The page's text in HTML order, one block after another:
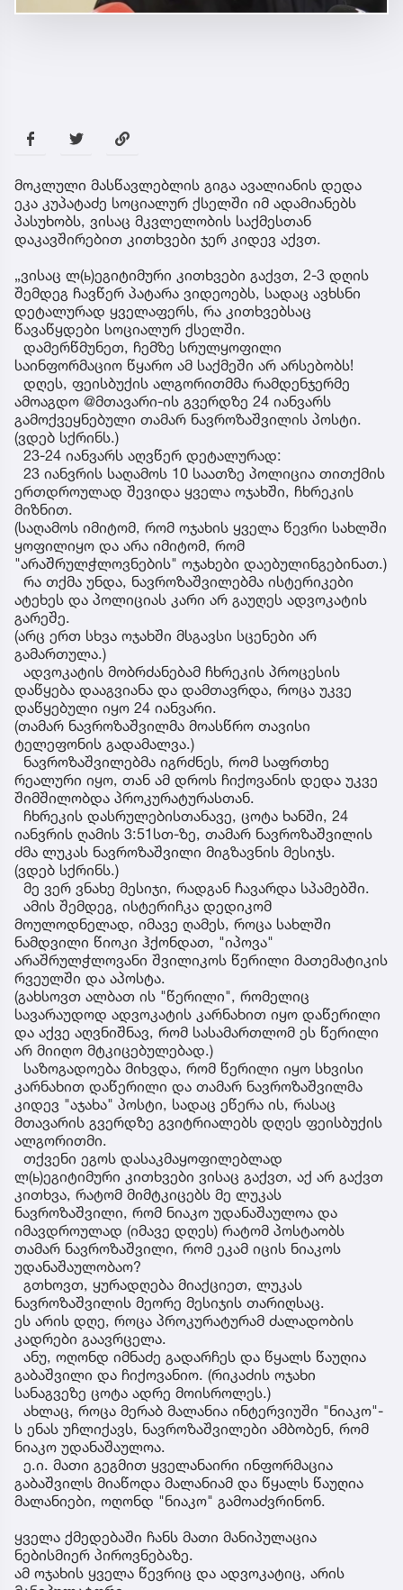
მოკლული მასწავლებლის გიგა ავალიანის დედა
ეკა კუპატაძე სოციალურ ქსელში იმ ადამიანებს
პასუხობს, ვისაც მკვლელობის საქმესთან
დაკავშირებით კითხვები ჯერ კიდევ აქვთ.
„ვისაც ლ(ь)ეგიტიმური კითხვები გაქვთ, 2-3 დღის
შემდეგ ჩავწერ პატარა ვიდეოებს, სადაც ავხსნი
დეტალურად ყველაფერს, რა კითხვებსაც
წავაწყდები სოციალურ ქსელში.
დამერწმუნეთ, ჩემზე სრულყოფილი
საინფორმაციო წყარო ამ საქმეში არ არსებობს!
დღეს, ფეისბუქის ალგორითმმა რამდენჯერმე
ამოაგდო @მთავარი-ის გვერდზე 24 იანვარს
გამოქვეყნებული თამარ ნავროზაშვილის პოსტი.
(ვდებ სქრინს.)
23-24 იანვარს აღვწერ დეტალურად:
23 იანვრის საღამოს 10 საათზე პოლიცია თითქმის
ერთდროულად შევიდა ყველა ოჯახში, ჩხრეკის
მიზნით.
(საღამოს იმიტომ, რომ ოჯახის ყველა წევრი სახლში
ყოფილიყო და არა იმიტომ, რომ
"არაშრულჭლოვნების" ოჯახები დაებულინგებინათ.)
რა თქმა უნდა, ნავროზაშვილებმა ისტერიკები
ატეხეს და პოლიციას კარი არ გაუღეს ადვოკატის
გარეშე.
(არც ერთ სხვა ოჯახში მსგავსი სცენები არ
გამართულა.)
ადვოკატის მობრძანებამ ჩხრეკის პროცესის
დაწყება დააგვიანა და დამთავრდა, როცა უკვე
დაწყებული იყო 24 იანვარი.
(თამარ ნავროზაშვილმა მოასწრო თავისი
ტელეფონის გადამალვა.)
ნავროზაშვილებმა იგრძნეს, რომ საფრთხე
რეალური იყო, თან ამ დროს ჩიქოვანის დედა უკვე
შიმშილობდა პროკურატურასთან.
ჩხრეკის დასრულებისთანავე, ცოტა ხანში, 24
იანვრის ღამის 3:51სთ-ზე, თამარ ნავროზაშვილის
ძმა ლუკას ნავროზაშვილი მიგზავნის მესიჯს.
(ვდებ სქრინს.)
მე ვერ ვნახე მესიჯი, რადგან ჩავარდა სპამებში.
ამის შემდეგ, ისტერიჩკა დედიკომ
მოულოდნელად, იმავე ღამეს, როცა სახლში
ნამდვილი წიოკი ჰქონდათ, "იპოვა"
არაშრულჭლოვანი შვილიკოს წერილი მათემატიკის
რვეულში და აპოსტა.
(გახსოვთ ალბათ ის "წერილი", რომელიც
სავარაუდოდ ადვოკატის კარნახით იყო დაწერილი
და აქვე აღვნიშნავ, რომ სასამართლომ ეს წერილი
არ მიიღო მტკიცებულებად.)
საზოგადოება მიხვდა, რომ წერილი იყო სხვისი
კარნახით დაწერილი და თამარ ნავროზაშვილმა
კიდევ "აჯახა" პოსტი, სადაც ეწერა ის, რასაც
მთავარის გვერდზე გვიტრიალებს დღეს ფეისბუქის
ალგორითმი.
თქვენი ეგოს დასაკმაყოფილებლად
ლ(ь)ეგიტიმური კითხვები ვისაც გაქვთ, აქ არ გაქვთ
კითხვა, რატომ მიმტკიცებს მე ლუკას
ნავროზაშვილი, რომ ნიაკო უდანაშაულოა და
იმავდროულად (იმავე დღეს) რატომ პოსტაობს
თამარ ნავროზაშვილი, რომ ეკამ იცის ნიაკოს
უდანაშაულობაო?
გთხოვთ, ყურადღება მიაქციეთ, ლუკას
ნავროზაშვილის მეორე მესიჯის თარიღსაც.
ეს არის დღე, როცა პროკურატურამ ძალადობის
კადრები გაავრცელა.
ანუ, ოღონდ იმნაძე გადარჩეს და წყალს წაუღია
გაბაშვილი და ჩიქოვანიო. (რიკაძის ოჯახი
სანაგვეზე ცოტა ადრე მოისროლეს.)
ახლაც, როცა მერაბ მალანია ინტერვიუში "ნიაკო"-
ს ენას უჩლიქავს, ნავროზაშვილები ამბობენ, რომ
ნიაკო უდანაშაულოა.
ე.ი. მათი გეგმით ყველანაირი ინფორმაცია
გაბაშვილს მიაწოდა მალანიამ და წყალს წაუღია
მალანიები, ოღონდ "ნიაკო" გამოაძვრინონ.
ყველა ქმედებაში ჩანს მათი მანიპულაცია
ნებისმიერ პიროვნებაზე.
ამ ოჯახის ყველა წევრიც და ადვოკატიც, არის